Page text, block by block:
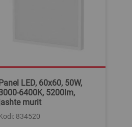
Panel LED, 60x60, 50W,
6400K, 5200lm,
murit
834520